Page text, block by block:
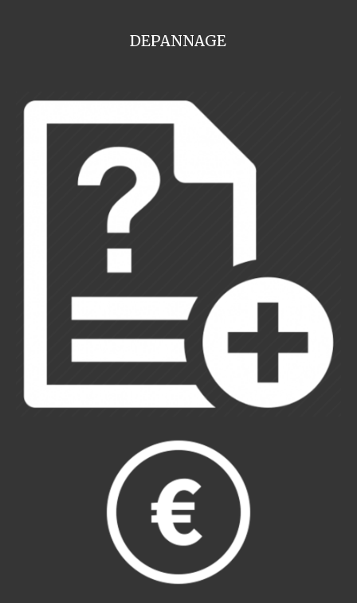
DEPANNAGE